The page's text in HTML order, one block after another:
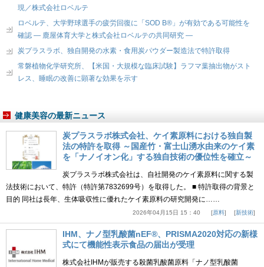
現／株式会社ロベルテ
ロベルテ、大学野球選手の疲労回復に「SOD B®」が有効である可能性を
確認 ― 鹿屋体育大学と株式会社ロベルテの共同研究 ―
炭プラスラボ、独自開発の水素・食用炭パウダー製造法で特許取得
常磐植物化学研究所、【米国・大規模な臨床試験】ラフマ葉抽出物がスト
レス、睡眠の改善に顕著な効果を示す
健康美容の最新ニュース
炭プラスラボ株式会社、ケイ素原料における独自製
法の特許を取得 ～国産竹・富士山湧水由来のケイ素
を「ナノイオン化」する独自技術の優位性を確立～
炭プラスラボ株式会社は、自社開発のケイ素原料に関する製
法技術において、特許（特許第7832699号）を取得した。 ■ 特許取得の背景と
目的 同社は長年、生体吸収性に優れたケイ素原料の研究開発に……
2026年04月15日 15：40 原料 新技術
IHM、ナノ型乳酸菌nEF®、PRISMA2020対応の新様
式にて機能性表示食品の届出が受理
株式会社IHMが販売する殺菌乳酸菌原料「ナノ型乳酸菌